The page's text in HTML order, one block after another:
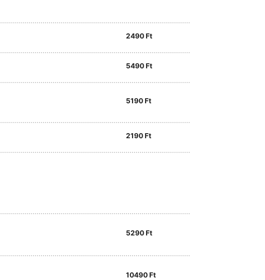
2490Ft
5490Ft
5190Ft
2190Ft
5290Ft
10490Ft